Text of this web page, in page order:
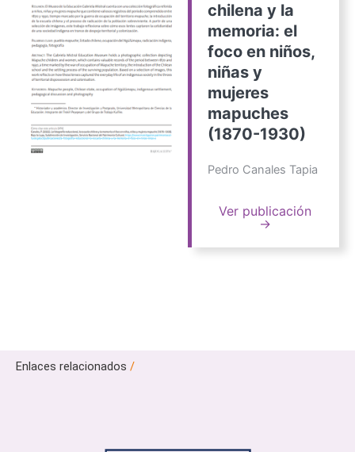
chilena y la
memoria: el
foco en niños,
niñas y
mujeres
mapuches
(1870-1930)
Pedro Canales Tapia
Ver publicación
→
Enlaces relacionados /